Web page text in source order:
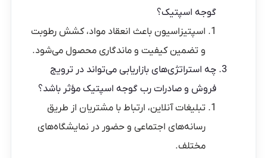
گوجه اسپتیک؟
اسپتیزاسیون باعث انعقاد مواد، کشش رطوبت
و تضمین کیفیت و ماندگاری محصول می‌شود.
چه استراتژی‌های بازاریابی می‌تواند در ترویج
فروش و صادرات رب گوجه اسپتیک مؤثر باشد؟
تبلیغات آنلاین، ارتباط با مشتریان از طریق
رسانه‌های اجتماعی و حضور در نمایشگاه‌های
مختلف.